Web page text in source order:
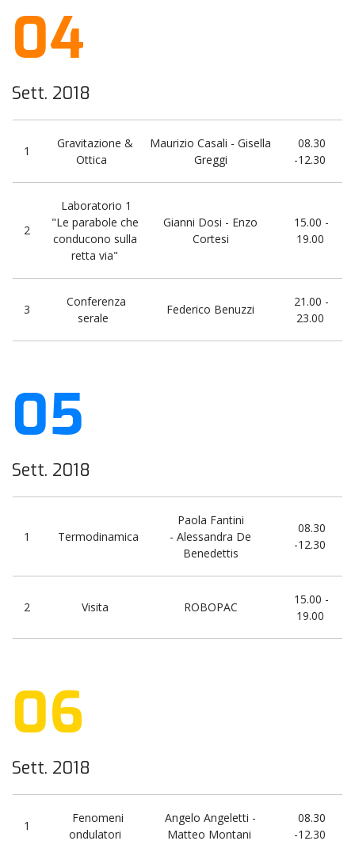
04
Sett. 2018
1
Gravitazione &
Ottica
Maurizio Casali - Gisella
Greggi
08.30
-12.30
2
Laboratorio 1
"Le parabole che
conducono sulla
retta via"
Gianni Dosi - Enzo
Cortesi
15.00 -
19.00
3
Conferenza
serale
Federico Benuzzi
21.00 -
23.00
05
Sett. 2018
1 Termodinamica
Paola Fantini
- Alessandra De
Benedettis
08.30
-12.30
2 Visita ROBOPAC
15.00 -
19.00
06
Sett. 2018
1
Fenomeni
ondulatori
Angelo Angeletti -
Matteo Montani
08.30
-12.30